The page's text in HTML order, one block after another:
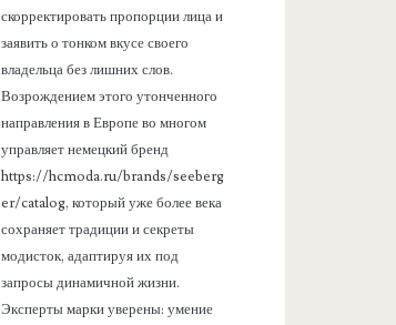
скорректировать пропорции лица и
заявить о тонком вкусе своего
владельца без лишних слов.
Возрождением этого утонченного
направления в Европе во многом
управляет немецкий бренд
https://hcmoda.ru/brands/seeberg
er/catalog, который уже более века
сохраняет традиции и секреты
модисток, адаптируя их под
запросы динамичной жизни.
Эксперты марки уверены: умение